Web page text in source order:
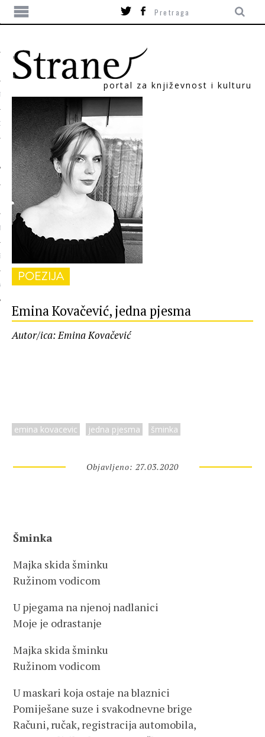
portal za književnost i kulturu
POEZIJA
Emina Kovačević, jedna pjesma
Autor/ica: Emina Kovačević
emina kovacevic jedna pjesma šminka
Objavljeno: 27.03.2020
Šminka
Majka skida šminku
Ružinom vodicom
U pjegama na njenoj nadlanici
Moje je odrastanje
Majka skida šminku
Ružinom vodicom
U maskari koja ostaje na blaznici
Pomiješane suze i svakodnevne brige
Računi, ručak, registracija automobila,